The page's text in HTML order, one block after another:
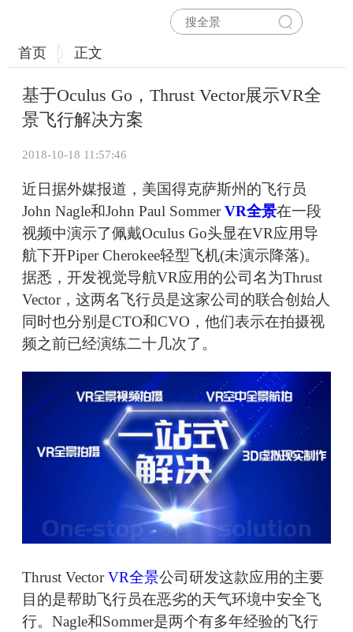
首页 正文
基于Oculus Go，Thrust Vector展示VR全
景飞行解决方案
2018-10-18 11:57:46
近日据外媒报道，美国得克萨斯州的飞行员
John Nagle和John Paul SommerVR全景在一段
视频中演示了佩戴Oculus Go头显在VR应用导
航下开Piper Cherokee轻型飞机(未演示降落)。
据悉，开发视觉导航VR应用的公司名为Thrust
Vector，这两名飞行员是这家公司的联合创始人
同时也分别是CTO和CVO，他们表示在拍摄视
频之前已经演练二十几次了。
Thrust VectorVR全景公司研发这款应用的主要
目的是帮助飞行员在恶劣的天气环境中安全飞
行。Nagle和Sommer是两个有多年经验的飞行